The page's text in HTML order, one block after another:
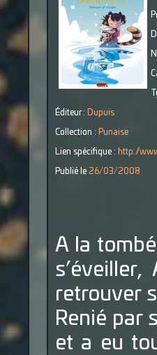
Éditeur : Dupuis
Collection : Punaise
Lien spécifique : http://
Publié le 26/03/2008
A la
retrouver
Renié par
et a eu